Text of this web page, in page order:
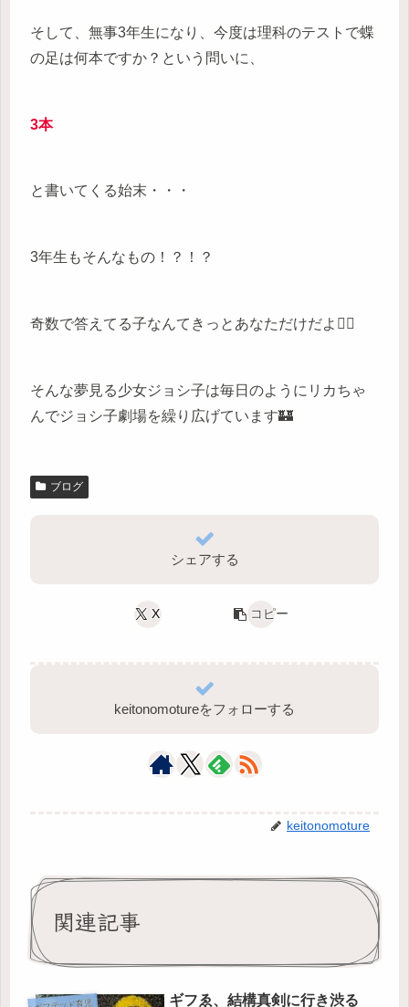
そして、無事3年生になり、今度は理科のテストで蝶
の足は何本ですか？という問いに、
3本
と書いてくる始末・・・
3年生もそんなもの！？！？
奇数で答えてる子なんてきっとあなただけだよ😮‍💨
そんな夢見る少女ジョシ子は毎日のようにリカちゃ
んでジョシ子劇場を繰り広げています🏰
ブログ
シェアする
X コピー
keitonomotureをフォローする
keitonomoture
関連記事
ギフゑ、結構真剣に行き渋る